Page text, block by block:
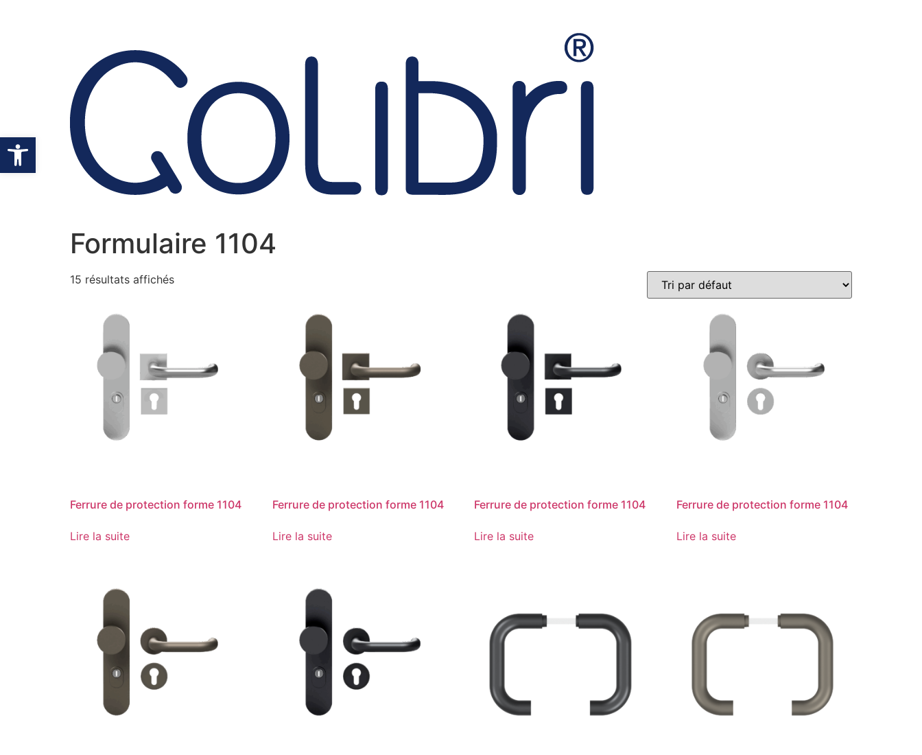
Ouvrir la barre d’outils
Formulaire 1104
15 résultats affichés
Ferrure de protection forme 1104
Lire la suite
Ferrure de protection forme 1104
Lire la suite
Ferrure de protection forme 1104
Lire la suite
Ferrure de protection forme 1104
Lire la suite